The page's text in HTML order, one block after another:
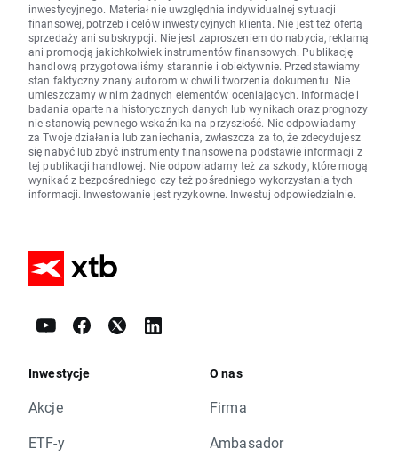
inwestycyjnego. Materiał nie uwzględnia indywidualnej sytuacji
finansowej, potrzeb i celów inwestycyjnych klienta. Nie jest też ofertą
sprzedaży ani subskrypcji. Nie jest zaproszeniem do nabycia, reklamą
ani promocją jakichkolwiek instrumentów finansowych. Publikację
handlową przygotowaliśmy starannie i obiektywnie. Przedstawiamy
stan faktyczny znany autorom w chwili tworzenia dokumentu. Nie
umieszczamy w nim żadnych elementów oceniających. Informacje i
badania oparte na historycznych danych lub wynikach oraz prognozy
nie stanowią pewnego wskaźnika na przyszłość. Nie odpowiadamy
za Twoje działania lub zaniechania, zwłaszcza za to, że zdecydujesz
się nabyć lub zbyć instrumenty finansowe na podstawie informacji z
tej publikacji handlowej. Nie odpowiadamy też za szkody, które mogą
wynikać z bezpośredniego czy też pośredniego wykorzystania tych
informacji. Inwestowanie jest ryzykowne. Inwestuj odpowiedzialnie.
Inwestycje
Akcje
ETF-y
O nas
Firma
Ambasador